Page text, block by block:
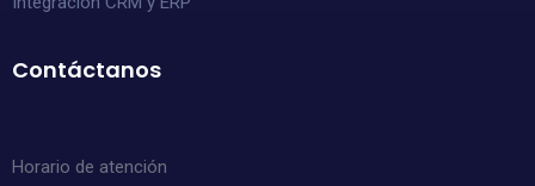
Contáctanos
Horario de atención